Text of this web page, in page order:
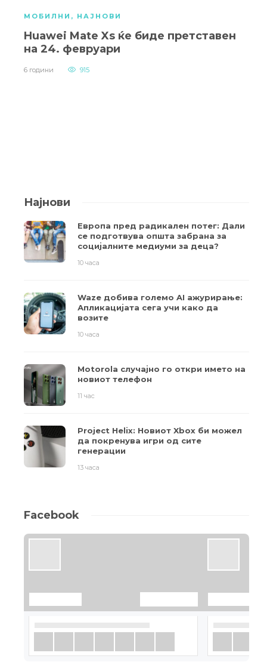
МОБИЛНИ , НАЈНОВИ
Huawei Mate Xs ќе биде претставен
на 24. февруари
6 години 915
Најнови
Европа пред радикален потег: Дали
се подготвува општа забрана за
социјалните медиуми за деца?
10 часа
Waze добива големо AI ажурирање:
Апликацијата сега учи како да
возите
10 часа
Motorola случајно го откри името на
новиот телефон
11 час
Project Helix: Новиот Xbox би можел
да покренува игри од сите
генерации
13 часа
Facebook